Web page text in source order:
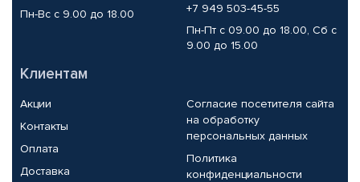
Пн-Вс с 9.00 до 18.00
+7 949 503-45-55
Пн-Пт с 09.00 до 18.00, Сб с
9.00 до 15.00
Клиентам
Акции
Контакты
Оплата
Доставка
Согласие посетителя сайта
на обработку
персональных данных
Политика
конфиденциальности